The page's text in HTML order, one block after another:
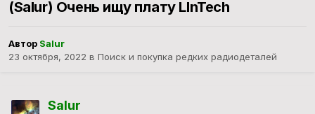
(Salur) Очень ищу плату LInTech
Автор Salur
23 октября, 2022 в Поиск и покупка редких радиодеталей
Salur